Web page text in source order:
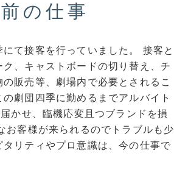
の仕事
て接客を行っていました。 接客と
、キャストボードの切り替え、チ
販売等、劇場内で必要とされるこ
劇団四季に勤めるまでアルバイト
かせ、臨機応変且つブランドを損
お客様が来られるのでトラブルも少
リティやプロ意識は、今の仕事で